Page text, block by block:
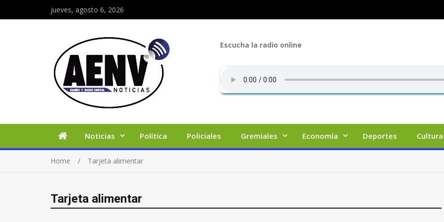
jueves, agosto 6, 2026
Escucha la radio online
Noticias Política Policiales Gremiales Economía Deportes Cultura
Home Tarjeta alimentar
Tarjeta alimentar